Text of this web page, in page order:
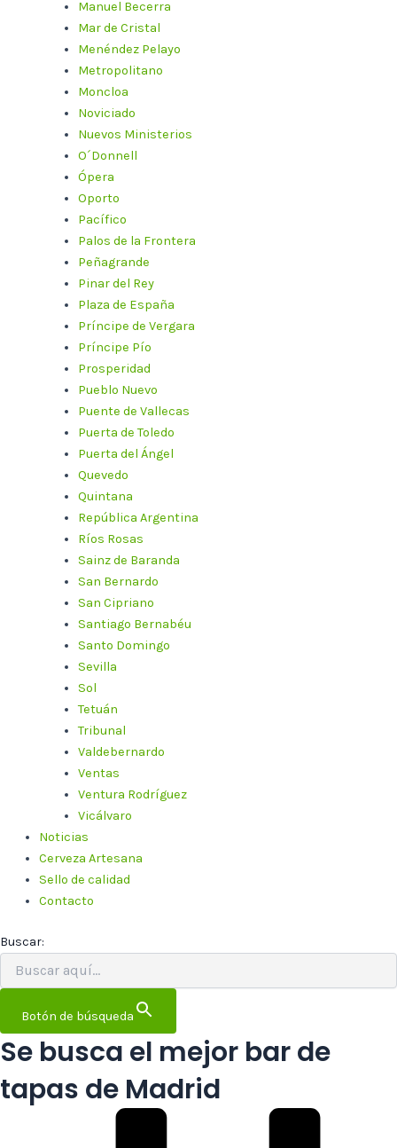
Manuel Becerra
Mar de Cristal
Menéndez Pelayo
Metropolitano
Moncloa
Noviciado
Nuevos Ministerios
O´Donnell
Ópera
Oporto
Pacífico
Palos de la Frontera
Peñagrande
Pinar del Rey
Plaza de España
Príncipe de Vergara
Príncipe Pío
Prosperidad
Pueblo Nuevo
Puente de Vallecas
Puerta de Toledo
Puerta del Ángel
Quevedo
Quintana
República Argentina
Ríos Rosas
Sainz de Baranda
San Bernardo
San Cipriano
Santiago Bernabéu
Santo Domingo
Sevilla
Sol
Tetuán
Tribunal
Valdebernardo
Ventas
Ventura Rodríguez
Vicálvaro
Noticias
Cerveza Artesana
Sello de calidad
Contacto
Buscar:
Botón de búsqueda
Se busca el mejor bar de
tapas de Madrid